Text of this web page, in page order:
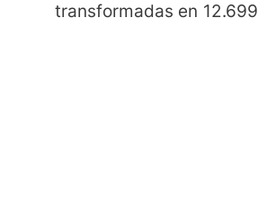
transformadas en 12.699